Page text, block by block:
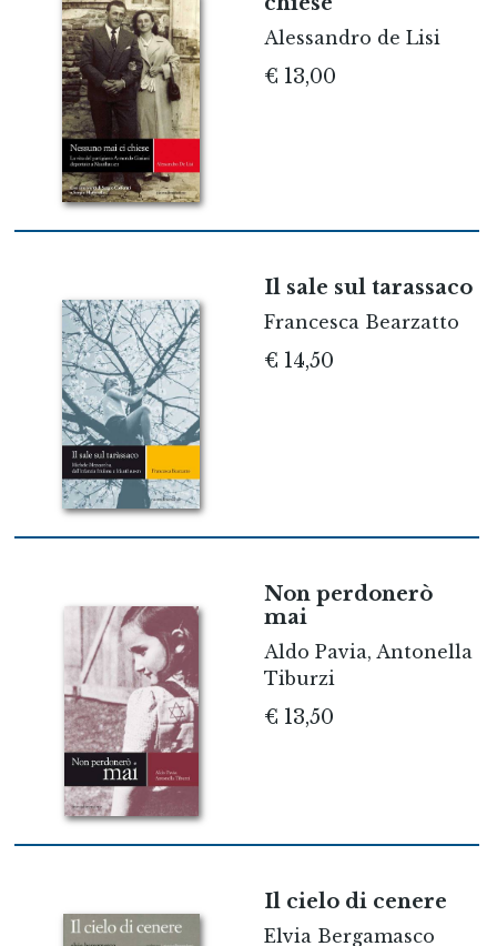
Alessandro de Lisi
€ 13,00
Il sale sul tarassaco
Francesca Bearzatto
€ 14,50
Non perdonerò
mai
Aldo Pavia, Antonella
Tiburzi
€ 13,50
Il cielo di cenere
Elvia Bergamasco